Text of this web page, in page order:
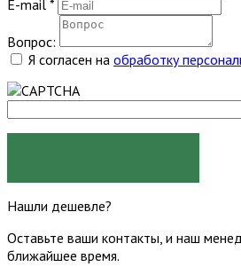
E-mail *
Вопрос:
Я согласен на обработку
Нашли дешевле?
Оставьте ваши контакты, и наш
ближайшее время.